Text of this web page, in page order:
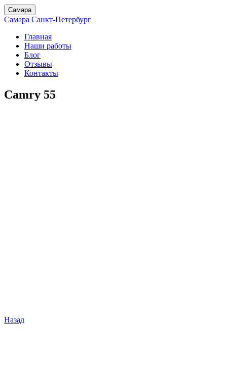
Самара
Самара Санкт-Петербург
Главная
Наши работы
Блог
Отзывы
Контакты
Camry 55
Назад